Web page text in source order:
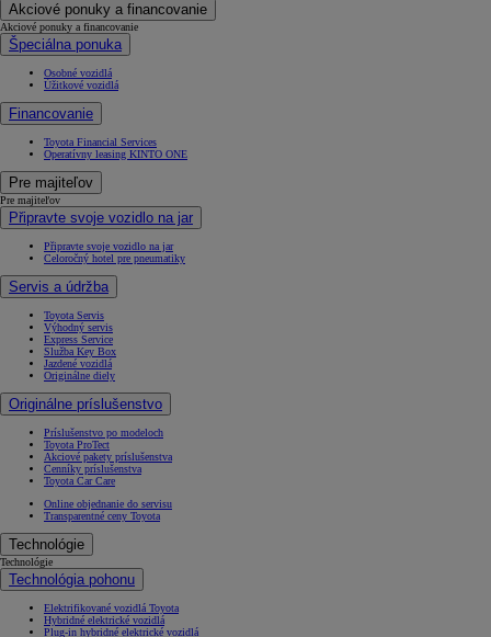
Akciové ponuky a financovanie
Akciové ponuky a financovanie
Špeciálna ponuka
Osobné vozidlá
Úžitkové vozidlá
Financovanie
Toyota Financial Services
Operatívny leasing KINTO ONE
Pre majiteľov
Pre majiteľov
Připravte svoje vozidlo na jar
Připravte svoje vozidlo na jar
Celoročný hotel pre pneumatiky
Servis a údržba
Toyota Servis
Výhodný servis
Express Service
Služba Key Box
Jazdené vozidlá
Originálne diely
Originálne príslušenstvo
Príslušenstvo po modeloch
Toyota ProTect
Akciové pakety príslušenstva
Cenníky príslušenstva
Toyota Car Care
Online objednanie do servisu
Transparentné ceny Toyota
Technológie
Technológie
Technológia pohonu
Elektrifikované vozidlá Toyota
Hybridné elektrické vozidlá
Plug-in hybridné elektrické vozidlá